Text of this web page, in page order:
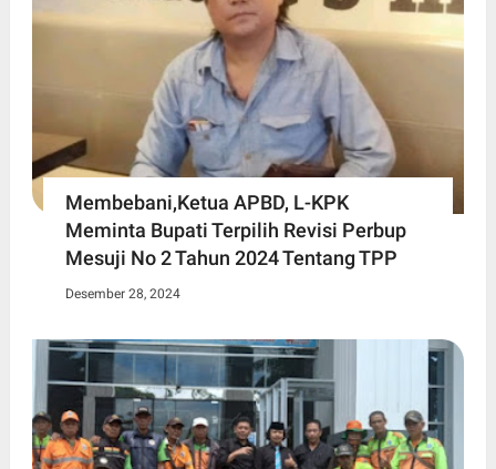
Membebani,Ketua APBD, L-KPK
Meminta Bupati Terpilih Revisi Perbup
Mesuji No 2 Tahun 2024 Tentang TPP
Desember 28, 2024